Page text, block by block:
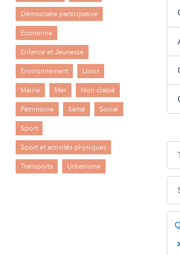
Démocratie participative
Economie
Enfance et Jeunesse
Environnement Loisir
Mairie Mer Non classé
Patrimoine Santé Social
Sport
Sport et activités physiques
Transports Urbanisme